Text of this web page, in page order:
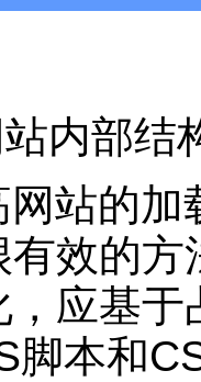
内部结
的加
效的
应基
脚本和